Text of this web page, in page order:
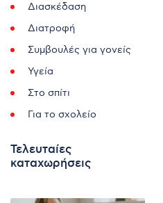
Διασκέδαση
Διατροφή
Συμβουλές για γονείς
Υγεία
Στο σπίτι
Για το σχολείο
Τελευταίες
καταχωρήσεις